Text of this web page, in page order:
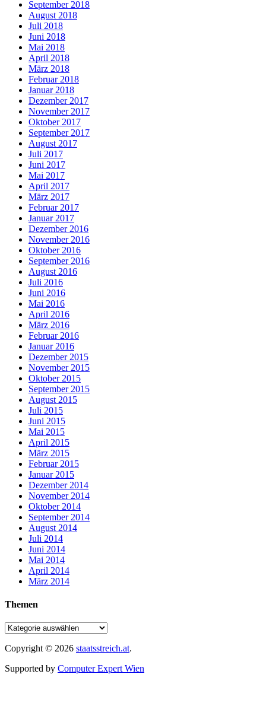
September 2018
August 2018
Juli 2018
Juni 2018
Mai 2018
April 2018
März 2018
Februar 2018
Januar 2018
Dezember 2017
November 2017
Oktober 2017
September 2017
August 2017
Juli 2017
Juni 2017
Mai 2017
April 2017
März 2017
Februar 2017
Januar 2017
Dezember 2016
November 2016
Oktober 2016
September 2016
August 2016
Juli 2016
Juni 2016
Mai 2016
April 2016
März 2016
Februar 2016
Januar 2016
Dezember 2015
November 2015
Oktober 2015
September 2015
August 2015
Juli 2015
Juni 2015
Mai 2015
April 2015
März 2015
Februar 2015
Januar 2015
Dezember 2014
November 2014
Oktober 2014
September 2014
August 2014
Juli 2014
Juni 2014
Mai 2014
April 2014
März 2014
Themen
Copyright © 2026 staatsstreich.at.
Supported by Computer Expert Wien